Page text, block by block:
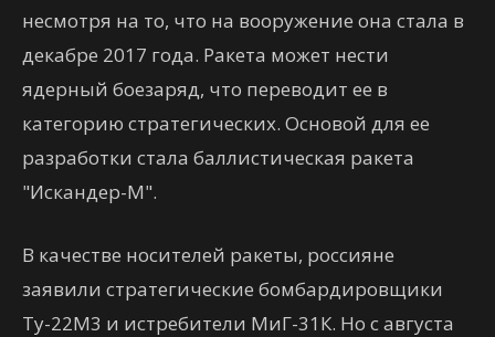
несмотря на то, что на вооружение она стала в
декабре 2017 года. Ракета может нести
ядерный боезаряд, что переводит ее в
категорию стратегических. Основой для ее
разработки стала баллистическая ракета
"Искандер-М".
В качестве носителей ракеты, россияне
заявили стратегические бомбардировщики
Ту-22М3 и истребители МиГ-31К. Но с августа